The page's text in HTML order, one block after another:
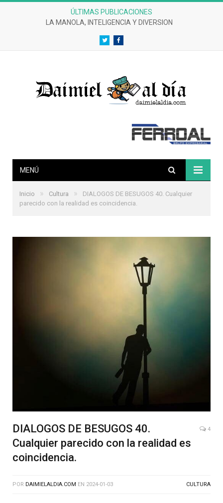
ÚLTIMAS PUBLICACIONES
LA MANOLA, INTELIGENCIA Y DIVERSION
TwitterFacebook
MENÚ
Inicio » Cultura »
DIALOGOS DE BESUGOS 40. Cualquier
parecido con la realidad es coincidencia.
DIALOGOS DE BESUGOS 40.
Cualquier parecido con la realidad es
coincidencia.
4
POR DAIMIELALDIA.COM EN 2024-01-03 CULTURA